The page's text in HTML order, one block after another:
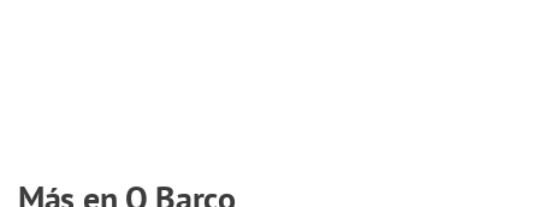
Más en O Barco